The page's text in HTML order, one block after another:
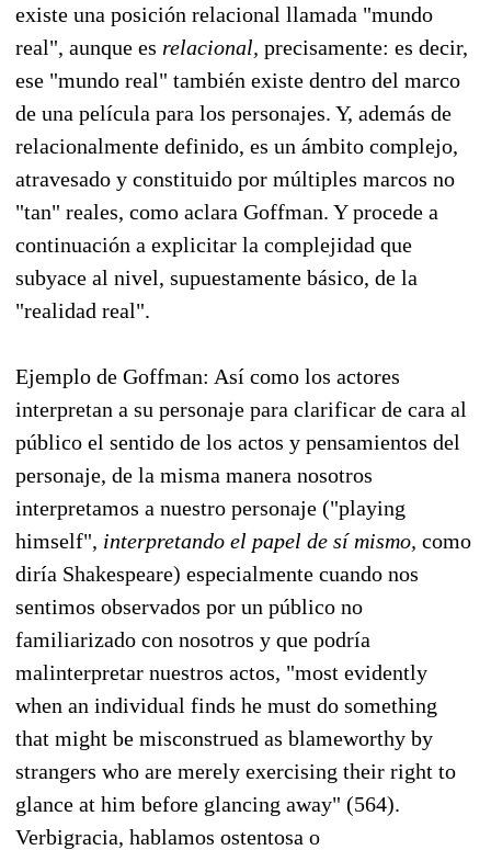
existe una posición relacional llamada "mundo
real", aunque es relacional, precisamente: es decir,
ese "mundo real" también existe dentro del marco
de una película para los personajes. Y, además de
relacionalmente definido, es un ámbito complejo,
atravesado y constituido por múltiples marcos no
"tan" reales, como aclara Goffman. Y procede a
continuación a explicitar la complejidad que
subyace al nivel, supuestamente básico, de la
"realidad real".
Ejemplo de Goffman: Así como los actores
interpretan a su personaje para clarificar de cara al
público el sentido de los actos y pensamientos del
personaje, de la misma manera nosotros
interpretamos a nuestro personaje ("playing
himself", interpretando el papel de sí mismo, como
diría Shakespeare) especialmente cuando nos
sentimos observados por un público no
familiarizado con nosotros y que podría
malinterpretar nuestros actos, "most evidently
when an individual finds he must do something
that might be misconstrued as blameworthy by
strangers who are merely exercising their right to
glance at him before glancing away" (564).
Verbigracia, hablamos ostentosa o